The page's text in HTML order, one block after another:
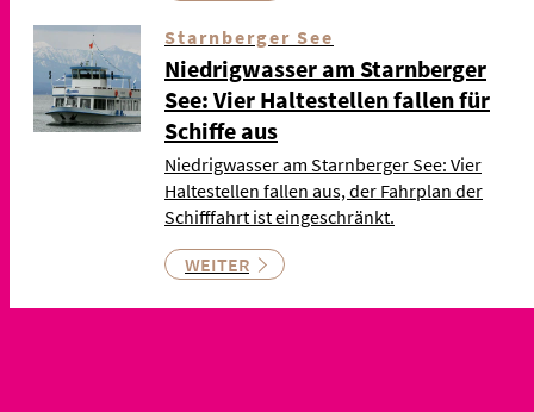
Starnberger See
Niedrigwasser am Starnberger
See: Vier Haltestellen fallen für
Schiffe aus
Niedrigwasser am Starnberger See: Vier
Haltestellen fallen aus, der Fahrplan der
Schifffahrt ist eingeschränkt.
WEITER